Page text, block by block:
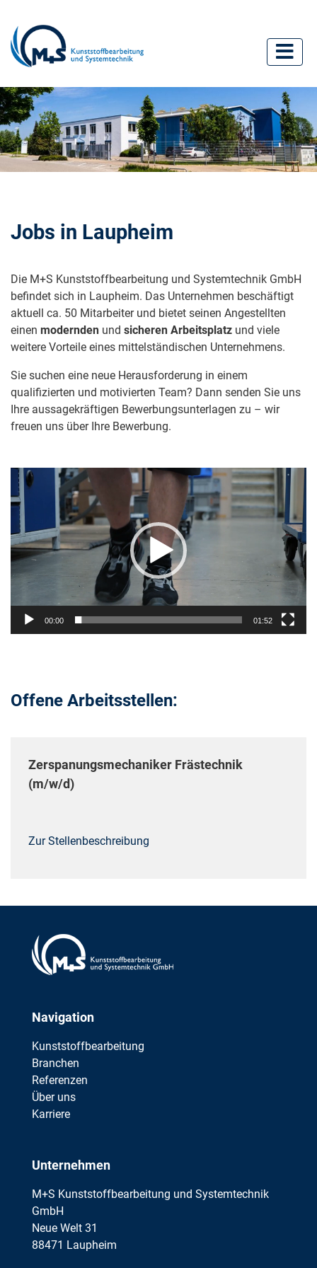
Jobs in Laupheim
Die M+S Kunststoffbearbeitung und Systemtechnik GmbH
befindet sich in Laupheim. Das Unternehmen beschäftigt
aktuell ca. 50 Mitarbeiter und bietet seinen Angestellten
einen modernden und sicheren Arbeitsplatz und viele
weitere Vorteile eines mittelständischen Unternehmens.
Sie suchen eine neue Herausforderung in einem
qualifizierten und motivierten Team? Dann senden Sie uns
Ihre aussagekräftigen Bewerbungsunterlagen zu – wir
freuen uns über Ihre Bewerbung.
Video-
Player
00:00 01:52
Offene Arbeitsstellen:
Zerspanungsmechaniker Frästechnik
(m/w/d)
Zur Stellenbeschreibung
Navigation
Kunststoffbearbeitung
Branchen
Referenzen
Über uns
Karriere
Unternehmen
M+S Kunststoffbearbeitung und Systemtechnik
GmbH
Neue Welt 31
88471 Laupheim